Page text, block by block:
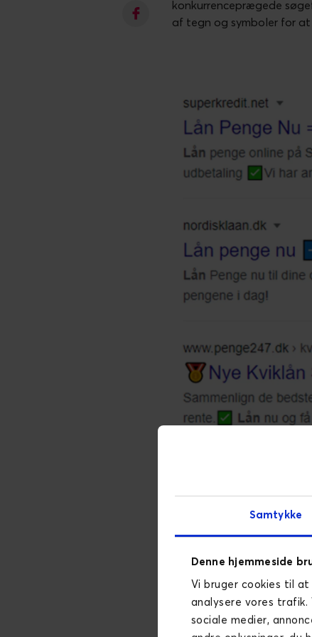
Samtykke
Denne hjemmeside
Vi bruger cookies til
analysere vores trafik.
sociale medier,
konkurrenceprægede
af tegn og symboler for at
tekst i meta tags.
Optimer
Mange bruger
som separator. Andre
Vær opmærksom på, at